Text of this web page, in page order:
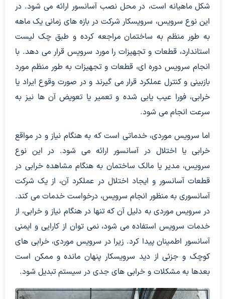
شکل ماهیانه است، در محل نصب آسانسور ارائه می شود. در
این نوع سرویس، سرویسکار شرکت در بازه های زمانی یک ماهه
به طور منظم به ساختمان مراجعه کرده و طبق چک لیست
استاندارد، قطعات و تجهیزات را مورد سرویس قرار می دهد. با
انجام سرویس دوره ای، قطعات و تجهیزات به طور منظم مورد
بازبینی و کنترل عملکرد قرار می گیرند و در صورت وقوع ایراد یا
خرابی، فورا عیب یابی شده و تعمیر یا تعویض آن ها نیز به
سرعت انجام می شود.
اما سرویس موردی، خدماتی است که به هنگام نیاز و در مواقع
خرابی یا اختلال در آسانسور ارائه می شود. در این نوع
سرویس، مدیر یا مالک ساختمان به هنگام مشاهده خرابی در
قطعات آسانسور و ایجاد اختلال در عملکرد آن، از یک شرکت
آسانسوری به منظور انجام سرویس، درخواست خدمات می کند.
در سرویس موردی به دلیل آن که تنها در هنگام نیاز و خرابی، از
خدمات سرویس استفاده می شود، نمی توان از کارایی و ایمنی
آسانسور اطمینان پیدا کرد. زیرا در سرویس موردی، خرابی های
کوچک و جزئی از دید سرویسکار پنهان مانده و ممکن است
بعدها به مشکلات و خرابی های جدی در سیستم تبدیل شود.